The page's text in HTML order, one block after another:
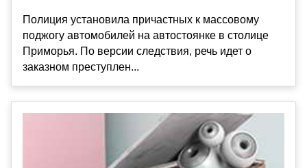
Полиция установила причастных к массовому
поджогу автомобилей на автостоянке в столице
Приморья. По версии следствия, речь идет о
заказном преступлен...